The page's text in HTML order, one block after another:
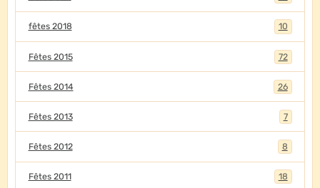
fêtes 2018 10
Fêtes 2015 72
Fêtes 2014 26
Fêtes 2013 7
Fêtes 2012 8
Fêtes 2011 18